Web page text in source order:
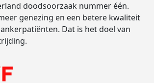
doodsoorzaak nummer één.
genezing en een betere kwaliteit
Dat is het doel van